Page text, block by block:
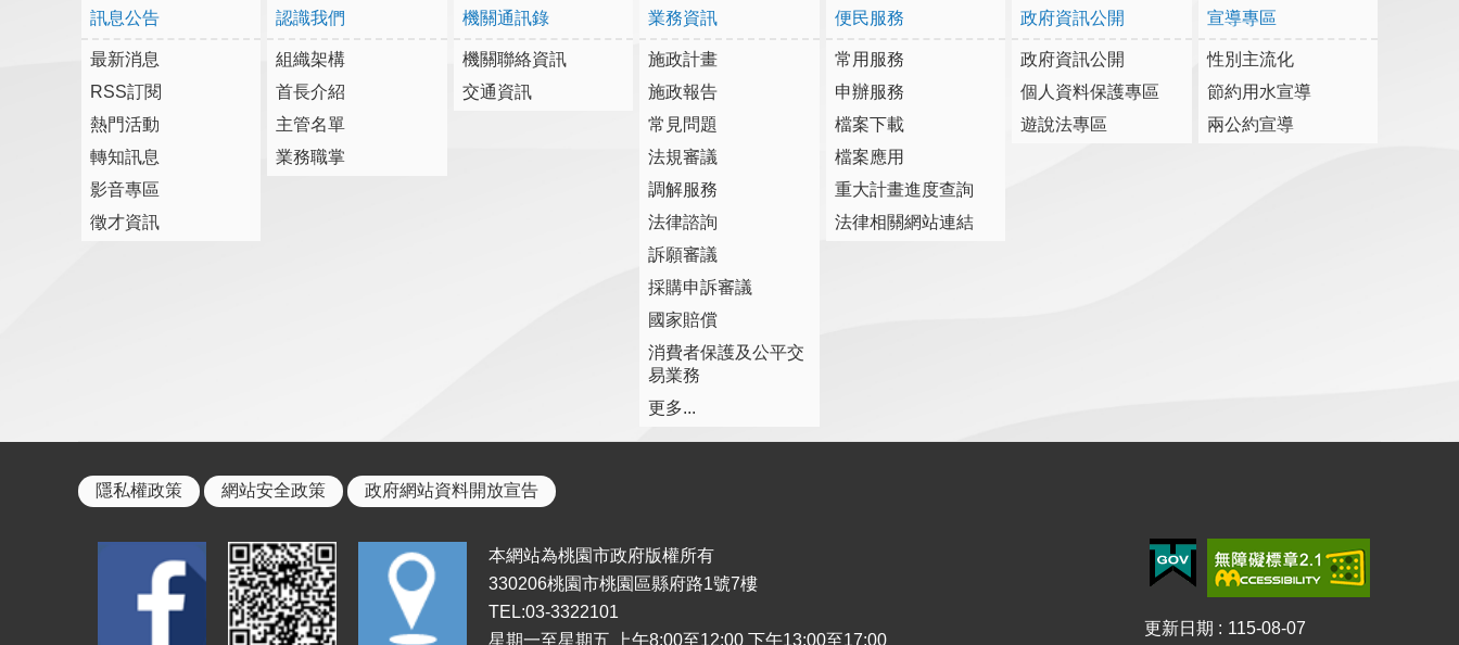
訊息公告
最新消息
RSS訂閱
熱門活動
轉知訊息
影音專區
徵才資訊
認識我們
組織架構
首長介紹
主管名單
業務職掌
機關通訊錄
機關聯絡資訊
交通資訊
業務資訊
施政計畫
施政報告
常見問題
法規審議
調解服務
法律諮詢
訴願審議
採購申訴審議
國家賠償
消費者保護及公平交
易業務
更多...
便民服務
常用服務
申辦服務
檔案下載
檔案應用
重大計畫進度查詢
法律相關網站連結
政府資訊公開
政府資訊公開
個人資料保護專區
遊說法專區
宣導專區
性別主流化
節約用水宣導
兩公約宣導
隱私權政策 網站安全政策 政府網站資料開放宣告
本網站為桃園市政府版權所有
330206桃園市桃園區縣府路1號7樓
TEL:03-3322101
星期一至星期五 上午8:00至12:00 下午13:00至17:00
更新日期 115-08-07